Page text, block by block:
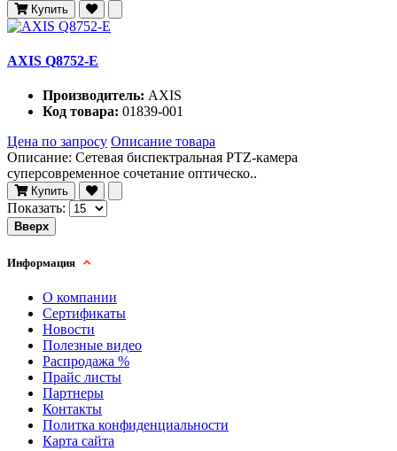
Купить
AXIS Q8752-E
Производитель: AXIS
Код товара: 01839-001
Цена по запросу Описание товара
Описание: Сетевая биспектральная PTZ-камера
суперсовременное сочетание оптическо..
Купить
Показать:
Вверх
Информация
О компании
Сертификаты
Новости
Полезные видео
Распродажа %
Прайс листы
Партнеры
Контакты
Политка конфиденциальности
Карта сайта